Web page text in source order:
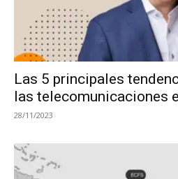
Las 5 principales
las telecomunicaciones
28/11/2023